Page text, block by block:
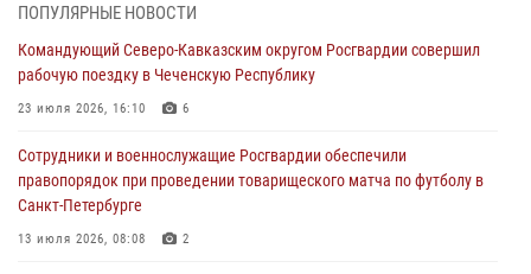
задержании подозреваемых в причинении имущественного ущерба
05 августа 2026, 13:53
динамовцам Свердловской области
05 августа 2026, 13:50 4
В столице росгвардейцы задержали мужчину, устроившего дебош в
ПОПУЛЯРНЫЕ НОВОСТИ
Командующий Северо-Кавказским округом Росгвардии совершил
рабочую поездку в Чеченскую Республику
23 июля 2026, 16:10 6
Сотрудники и военнослужащие Росгвардии обеспечили
правопорядок при проведении товарищеского матча по футболу в
Санкт-Петербурге
13 июля 2026, 08:08 2